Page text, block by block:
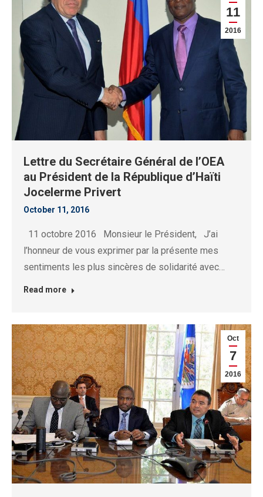
11
2016
Lettre du Secrétaire Général de l’OEA
au Président de la République d’Haïti
Jocelerme Privert
October 11, 2016
11 octobre 2016 Monsieur le Président, J’ai
l’honneur de vous exprimer par la présente mes
sentiments les plus sincères de solidarité avec…
Read more
Oct
7
2016